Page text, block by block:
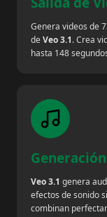
Genera videos de
deVeo 3.1. Crea
hasta 148
Veo 3.1 genera
efectos de sonido
combinan